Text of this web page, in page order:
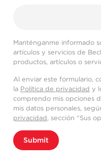
Manténganme informado
artículos y servicios de
productos, artículos o
Al enviar este formulario,
la Política de privacidad y
comprendo mis opciones
mis datos personales,
privacidad, sección “Sus
Submit